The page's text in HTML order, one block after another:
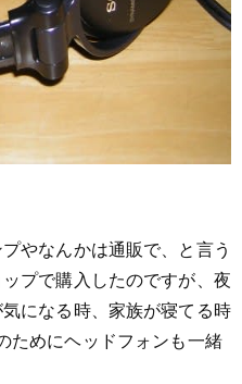
やなんかは通販で、と言う
プで購入したのですが、夜
になる時、家族が寝てる時
ためにヘッドフォンも一緒